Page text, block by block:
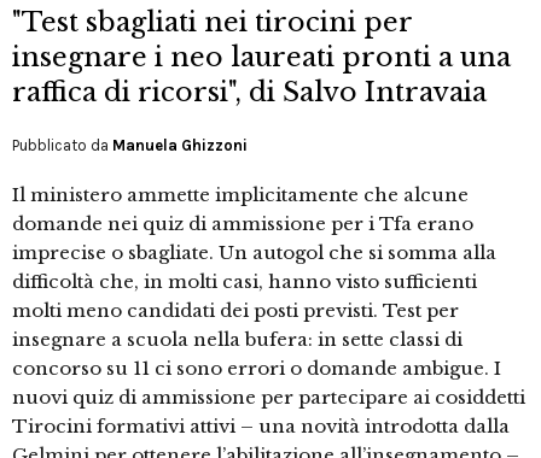
"Test sbagliati nei tirocini per
insegnare i neo laureati pronti a una
raffica di ricorsi", di Salvo Intravaia
Pubblicato da Manuela Ghizzoni
Il ministero ammette implicitamente che alcune
domande nei quiz di ammissione per i Tfa erano
imprecise o sbagliate. Un autogol che si somma alla
difficoltà che, in molti casi, hanno visto sufficienti
molti meno candidati dei posti previsti. Test per
insegnare a scuola nella bufera: in sette classi di
concorso su 11 ci sono errori o domande ambigue. I
nuovi quiz di ammissione per partecipare ai cosiddetti
Tirocini formativi attivi – una novità introdotta dalla